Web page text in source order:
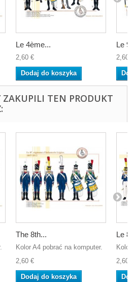
Le 4ème...
2,60 €
Dodaj do koszyka
Le
2,60 €
ZAKUPILI TEN PRODUKT
The 8th...
Kolor A4 pobrać na komputer.
2,60 €
Dodaj do koszyka
Le
Kolor
2,60 €